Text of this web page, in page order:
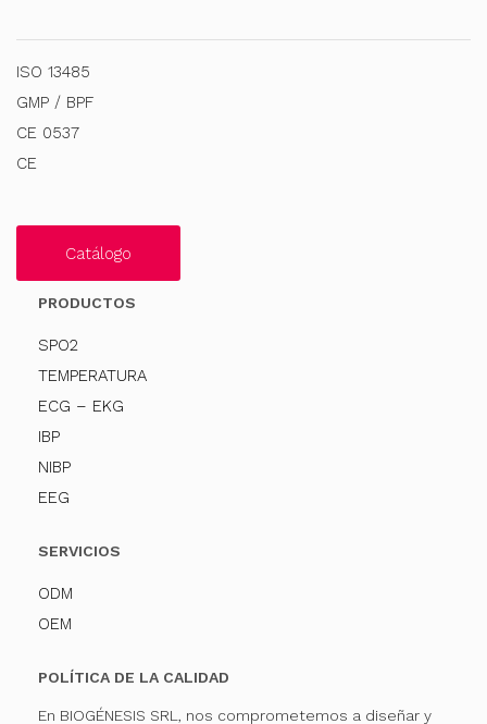
ISO 13485
GMP / BPF
CE 0537
CE
Catálogo
PRODUCTOS
SPO2
TEMPERATURA
ECG – EKG
IBP
NIBP
EEG
SERVICIOS
ODM
OEM
POLÍTICA DE LA CALIDAD
En BIOGÉNESIS SRL, nos comprometemos a diseñar y